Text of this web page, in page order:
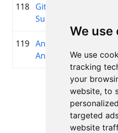
We use
We use
tracking
your
website, to
targeted
website
118 Gitanas
Sungaila
119 Anita
Antone
Lapa 1
Kopā 11